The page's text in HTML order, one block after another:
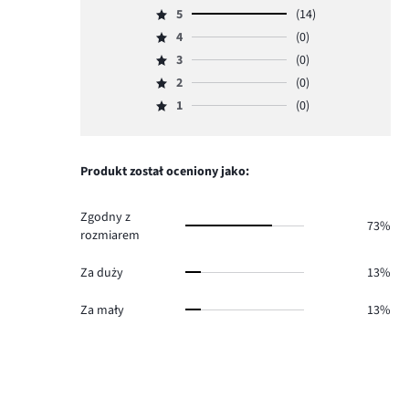
Ocena
5,
ilość
głosów
5
(14)
Ocena
4,
ilość
głosów
4
(0)
Ocena
3,
ilość
3
(0)
Ocena
2,
0.
2
(0)
Ocena
głosów
1 (0)
Produkt został oceniony jako:
Zgodny z
rozmiarem
73%
Za duży 13%
Za mały 13%